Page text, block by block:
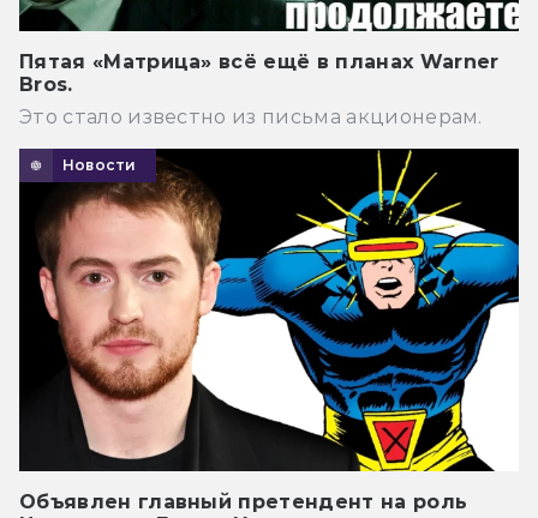
Пятая «Матрица» всё ещё в планах Warner
Bros.
Это стало известно из письма акционерам.
Новости
Объявлен главный претендент на роль